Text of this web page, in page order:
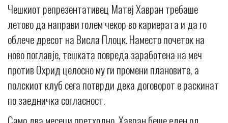
Чешкиот репрезентативец Матеј Хавран требаше
летово да направи голем чекор во кариерата и да го
облече дресот на Висла Плоцк. Наместо почеток на
ново поглавје, тешката повреда заработена на меч
против Охрид целосно му ги промени плановите, а
полскиот клуб сега потврди дека договорот е раскинат
по заедничка согласност.